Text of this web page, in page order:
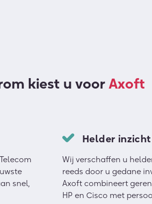
kiest u voor Axoft
snel,
Helder inzicht
Wij verschaffen u
reeds door u gedane
Axoft combineert
HP en Cisco met